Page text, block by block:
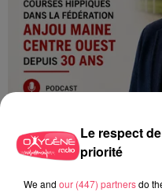
Le respect
priorité
We and our (447) partnersdo